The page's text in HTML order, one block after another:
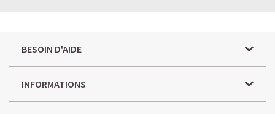
BESOIN D'AIDE
INFORMATIONS